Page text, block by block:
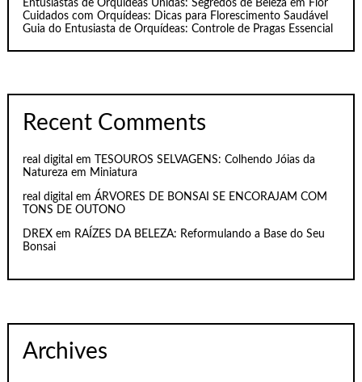
Entusiastas de Orquídeas Unidas: Segredos de Beleza em Flor
Cuidados com Orquídeas: Dicas para Florescimento Saudável
Guia do Entusiasta de Orquídeas: Controle de Pragas Essencial
Recent Comments
real digital em
TESOUROS SELVAGENS: Colhendo Jóias da
Natureza em Miniatura
real digital emÁRVORES DE BONSAI SE ENCORAJAM COM
TONS DE OUTONO
DREX em RAÍZES DA BELEZA: Reformulando a Base do Seu
Bonsai
Archives